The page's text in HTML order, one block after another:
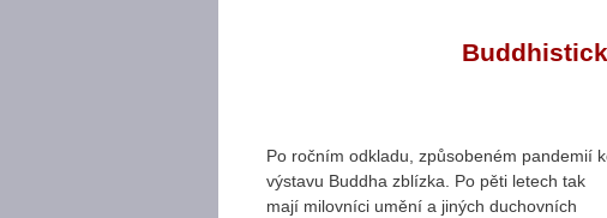
Po ročním odkladu, způsobeném pandemií
výstavu Buddha zblízka. Po pěti letech tak
mají milovníci umění a jiných duchovních